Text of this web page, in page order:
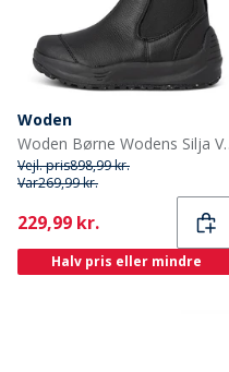
Woden
Woden Børne
Vejl. pris898,99 kr.
Var269,99 kr.
Current
229,99 kr.
Halv pris eller mindre